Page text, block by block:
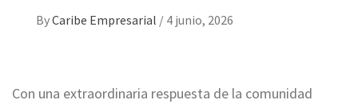
ByCaribe Empresarial / 4 junio, 2026
Con una extraordinaria respuesta de la comunidad